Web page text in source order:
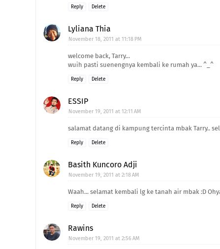
Reply Delete
Lyliana Thia
November 18, 2011 at 11:18 PM
welcome back, Tarry...
wuih pasti suenengnya kembali ke rumah ya... ^_^
Reply Delete
ESSIP
November 19, 2011 at 12:11 AM
salamat datang di kampung tercinta mbak Tarry..
Reply Delete
Basith Kuncoro Adji
November 19, 2011 at 2:18 AM
Waah... selamat kembali lg ke tanah air mbak :D
Reply Delete
Rawins
November 19, 2011 at 2:56 AM